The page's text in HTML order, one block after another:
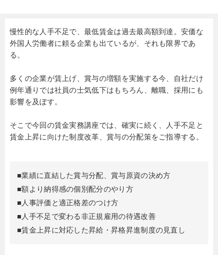
慢性的な人手不足で、最低賃金は過去最高額到達。安価な
外国人労働者に頼る企業も出ているが、それも限界であ
る。
多くの企業が賃上げ、賞与の増額を実施する今、自社だけ
例年通りでは社員の士気低下はもちろん、離職、採用にも
影響を及ぼす。
そこで今回の賃金実務講座では、確実に続く、人手不足と
賃金上昇に向けた制度改革、賞与の分配策をご指導する。
■業績に直結した賞与分配、賞与原資の決め方
■額より納得感の個別配分のやり方
■人事評価と適正格差のつけ方
■人手不足で変わる非正規雇用の待遇改善
■賃金上昇に対応した昇給・昇格昇進制度の見直し